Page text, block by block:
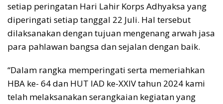
setiap peringatan Hari Lahir Korps Adhyaksa yang
diperingati setiap tanggal 22 Juli. Hal tersebut
dilaksanakan dengan tujuan mengenang arwah jasa
para pahlawan bangsa dan sejalan dengan baik.
“Dalam rangka memperingati serta memeriahkan
HBA ke- 64 dan HUT IAD ke-XXIV tahun 2024 kami
telah melaksanakan serangkaian kegiatan yang